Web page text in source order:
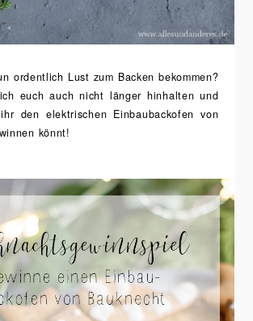
ordentlich Lust zum Backen bekommen?
euch auch nicht länger hinhalten und
den elektrischen Einbaubackofen von
könnt!